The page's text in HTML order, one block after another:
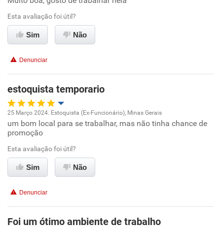
Ambiente de trabalho
Benefícios
Recomenda esta empresa
Recomenda a diretoria
Esta avaliação foi útil?
Sim Não
Denunciar
estoquista temporario
Oportunidade de promoção
Ambiente de trabalho
Conciliação com a vida familiar
Recomenda esta empresa
25 Março 2024. Estoquista (Ex-Funcionário), Minas Gerais
um bom local para se trabalhar, mas não tinha chance de
promoção
Esta avaliação foi útil?
Sim Não
Denunciar
Foi um ótimo ambiente de trabalho